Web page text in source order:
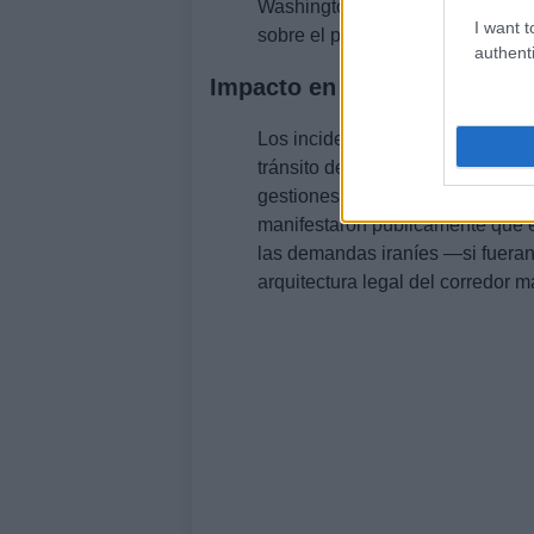
I want
Washington, entre ellas
sobre el paso.
Impacto en las
Los incidentes coinciden con
tránsito de buques chinos por el
gestiones diplomáticas entre
manifestaron públicamente que
las demandas iraníes —si
arquitectura legal del corredor